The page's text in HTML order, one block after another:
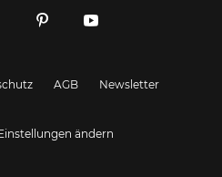
AGB Newsletter
ändern